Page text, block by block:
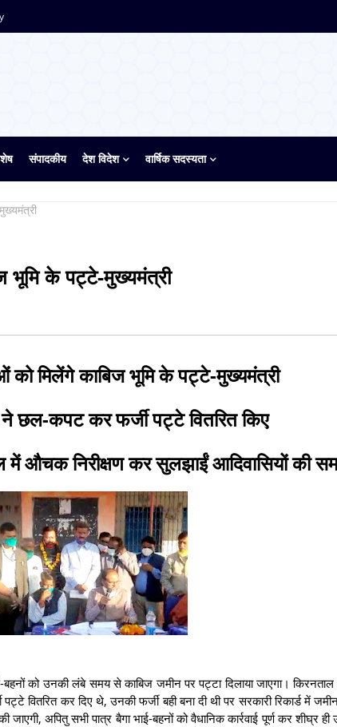
संपादकीय देश विदेश वार्षिक सदस्यता
भूमि के पट्टे-मुख्यमंत्री
को मिलेंगे काबिज भूमि के पट्टे-मुख्यमंत्री
छल-कपट कर फर्जी पट्टे वितरित किए
औचक निरीक्षण कर सुलझाईं आदिवासियों की
बहनों को उनकी लंबे समय से काबिज जमीन पर पट्टा दिलाया जाएगा।
वितरित कर दिए थे, उनकी फर्जी बही बना दी थी पर सरकारी रिकार्ड में
अपितु सभी पात्र बैगा भाई-बहनों को वैधानिक कार्रवाई पूर्ण कर शीघ्र